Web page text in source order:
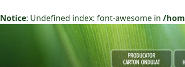
Notice: Undefined index: font-awesome in /